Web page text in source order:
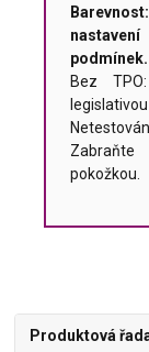
podmínek.
Bez
legislativou
pokožkou.
Produktová